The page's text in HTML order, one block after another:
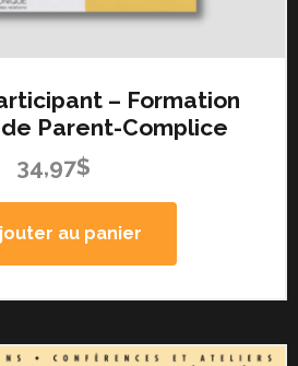
– Formation
Parent-Complice
34,97$
au panier